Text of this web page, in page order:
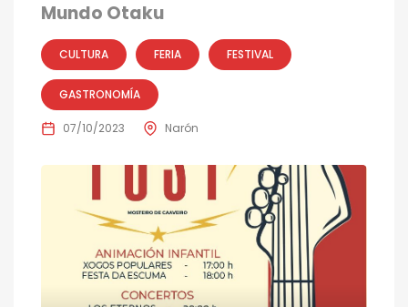
Mundo Otaku
CULTURA FERIA FESTIVAL
GASTRONOMÍA
07/10/2023 Narón